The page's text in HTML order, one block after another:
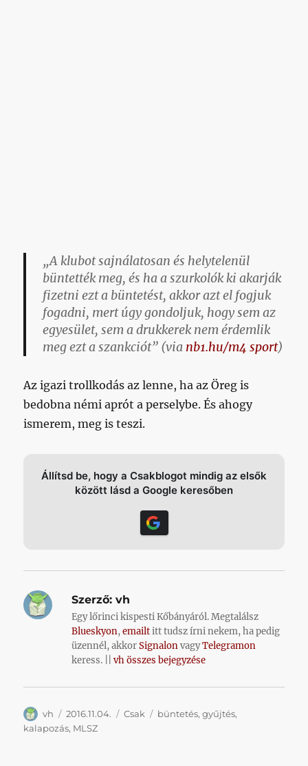
„A klubot sajnálatosan és helytelenül
büntették meg, és ha a szurkolók ki akarják
fizetni ezt a büntetést, akkor azt el fogjuk
fogadni, mert úgy gondoljuk, hogy sem az
egyesület, sem a drukkerek nem érdemlik
meg ezt a szankciót” (via nb1.hu/m4 sport)
Az igazi trollkodás az lenne, ha az Öreg is
bedobna némi aprót a perselybe. És ahogy
ismerem, meg is teszi.
Állítsd be, hogy a Csakblogot mindig az elsők
között lásd a Google keresőben
Szerző: vh
Egy lőrinci kispesti Kőbányáról. Megtalálsz
Blueskyon,emailtitt tudsz írni nekem, ha pedig
üzennél, akkorSignalonvagyTelegramon
keress. ||vh összes bejegyzése
Szerző
vh Közzétéve
2016.11.04. Kategória
Csak Címke
büntetés,gyűjtés,
kalapozás, MLSZ